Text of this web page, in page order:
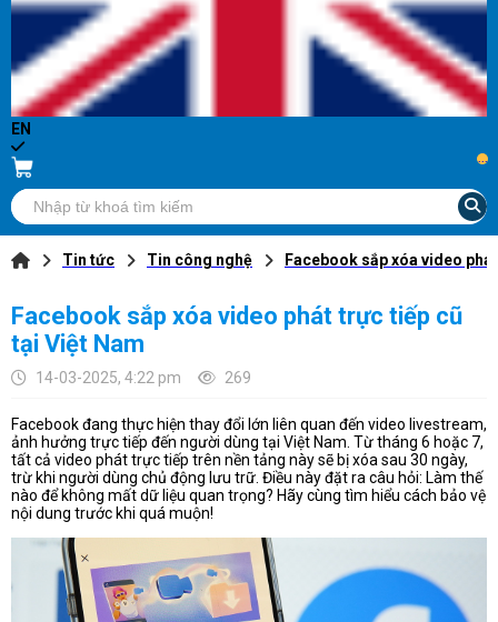
EN
...
Tin tức Tin công nghệ Facebook sắp xóa video
Facebook sắp xóa video phát trực tiếp cũ
tại Việt Nam
14-03-2025, 4:22 pm 269
Facebook đang thực hiện thay đổi lớn liên quan đến video livestream,
ảnh hưởng trực tiếp đến người dùng tại Việt Nam. Từ tháng 6 hoặc 7,
tất cả video phát trực tiếp trên nền tảng này sẽ bị xóa sau 30 ngày,
trừ khi người dùng chủ động lưu trữ. Điều này đặt ra câu hỏi: Làm thế
nào để không mất dữ liệu quan trọng? Hãy cùng tìm hiểu cách bảo vệ
nội dung trước khi quá muộn!